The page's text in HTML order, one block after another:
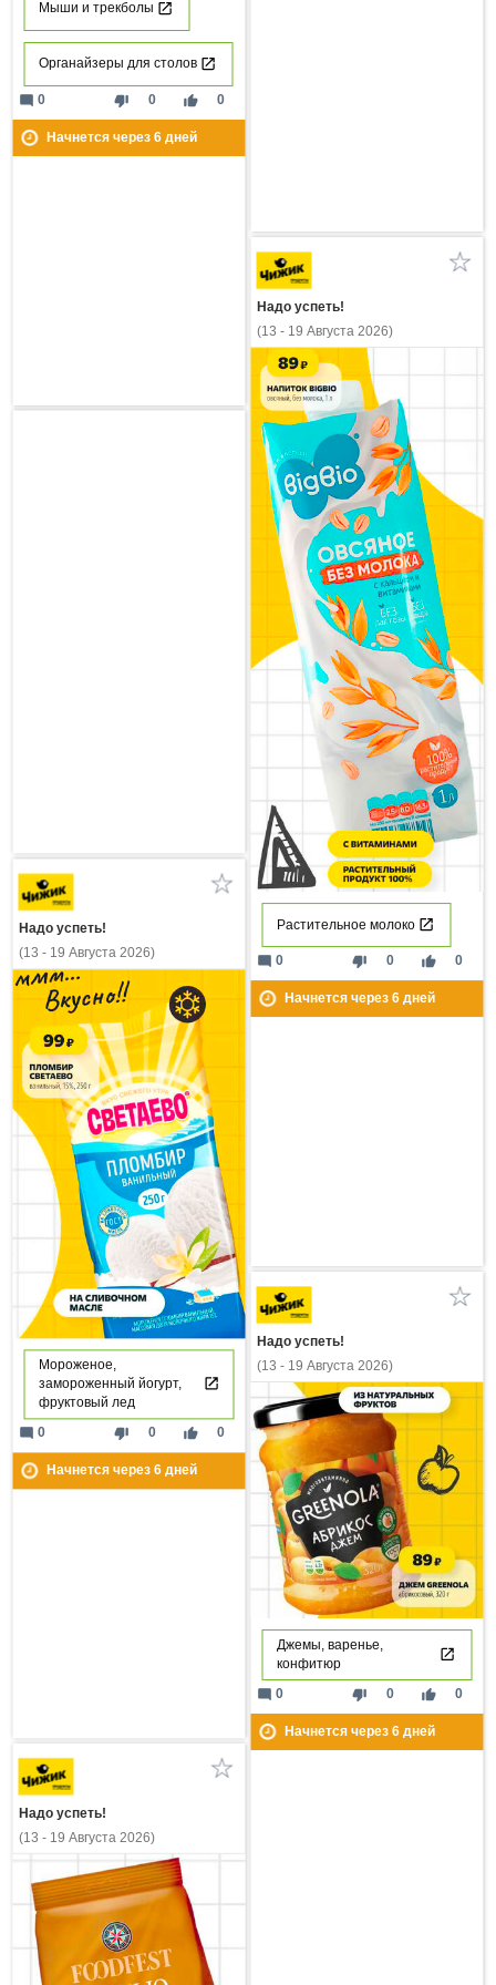
Мыши и трекболы
Органайзеры для столов
thumb_down 0 thumb_up 0
mode_comment 0
Начнется через 6дней
Надо успеть!
(13 - 19 Августа 2026)
Растительное молоко
thumb_down 0 thumb_up 0
mode_comment 0
Начнется через 6дней
Надо успеть!
(13 - 19 Августа 2026)
Мороженое,
замороженный йогурт,
фруктовый лед
thumb_down 0 thumb_up 0
mode_comment 0
Начнется через 6дней
Надо успеть!
(13 - 19 Августа 2026)
Джемы, варенье,
конфитюр
thumb_down 0 thumb_up 0
mode_comment 0
Начнется через 6дней
Надо успеть!
(13 - 19 Августа 2026)